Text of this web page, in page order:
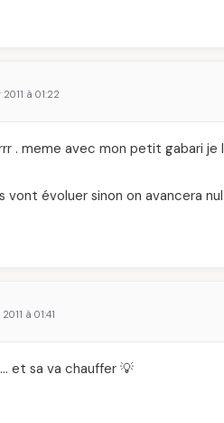
2011 à 01:22
. meme avec mon petit gabari je
vont évoluer sinon on avancera
à 01:41
et sa va chauffer 💡